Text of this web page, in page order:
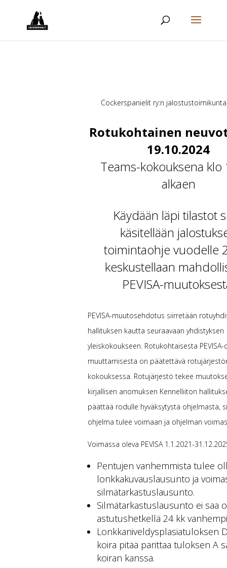
Cockerspanielit ry:n
Rotukohtainen
19.10.2024
Teams-kokouksena
alkaen
Käydään läpi tilastot
käsitellään
toimintaohje vuodelle
keskustellaan
PEVISA-
PEVISA-muutosehdotus siirretään
hallituksen kautta seuraavaan yhdistyksen
yleiskokoukseen. Rotukohtaisesta
muuttamisesta on päätettävä
kokouksessa. Rotujärjestö tekee
kirjallisen anomuksen Kennelliiton
päättää rodulle hyväksytystä ohjelmasta,
ohjelma tulee voimaan ja ohjelman
Voimassa oleva PEVISA 1.1.2021-
Pentujen vanhemmista tulee
lonkkakuvauslausunto ja
silmätarkastuslausunto.
Silmätarkastuslausunto ei saa
astutushetkellä 24 kk
Lonkkaniveldysplasiatuloksen
koira pitää parittaa tuloksen A
koiran kanssa.